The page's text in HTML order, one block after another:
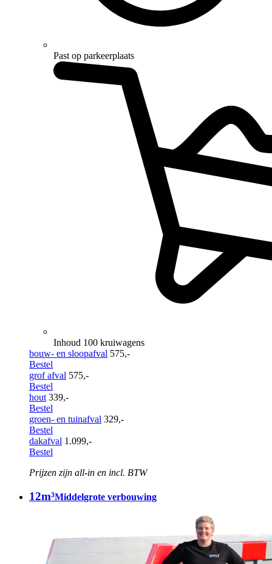
Past op parkeerplaats
Inhoud 100 kruiwagens
bouw- en sloopafval 575,-
Bestel
grof afval 575,-
Bestel
hout 339,-
Bestel
groen- en tuinafval 329,-
Bestel
dakafval 1.099,-
Bestel
Prijzen zijn all-in en incl. BTW
12m³Middelgrote verbouwing